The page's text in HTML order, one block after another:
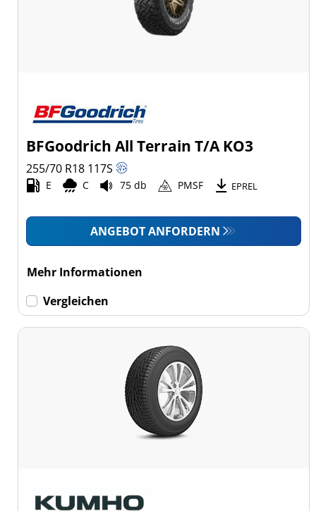
BFGoodrich All Terrain T/A KO3
255/70 R18 117S
E C 75 db PMSF EPREL
ANGEBOT ANFORDERN
Mehr Informationen
Vergleichen